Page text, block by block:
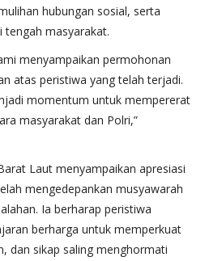
hubungan sosial, serta
tengah masyarakat.
menyampaikan permohonan
atas peristiwa yang telah terjadi.
momentum untuk mempererat
masyarakat dan Polri,”
Laut menyampaikan apresiasi
mengedepankan musyawarah
Ia berharap peristiwa
berharga untuk memperkuat
dan sikap saling menghormati